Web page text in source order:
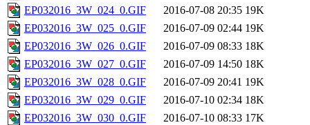
EP032016_3W_024_0.GIF
2016-07-08 20:35 19K
EP032016_3W_025_0.GIF
2016-07-09 02:44 19K
EP032016_3W_026_0.GIF
2016-07-09 08:33 18K
EP032016_3W_027_0.GIF
2016-07-09 14:50 18K
EP032016_3W_028_0.GIF
2016-07-09 20:41 19K
EP032016_3W_029_0.GIF
2016-07-10 02:34 18K
EP032016_3W_030_0.GIF
2016-07-10 08:33 17K